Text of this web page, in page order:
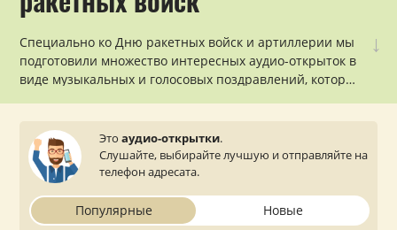
↓
Специально ко Дню ракетных войск и артиллерии мы
подготовили множество интересных аудио-открыток в
виде музыкальных и голосовых поздравлений, которые
Этоаудио-открытки.
Слушайте, выбирайте лучшую и отправляйте на
телефон адресата.
Популярные Новые